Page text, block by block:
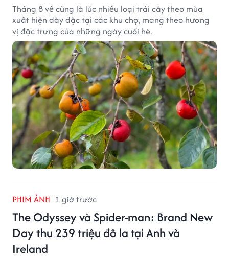
Tháng 8 về cũng là lúc nhiều loại trái cây theo mùa
xuất hiện dày đặc tại các khu chợ, mang theo hương
vị đặc trưng của những ngày cuối hè.
PHIM ẢNH 1 giờ trước
The Odyssey và Spider-man: Brand New
Day thu 239 triệu đô la tại Anh và
Ireland